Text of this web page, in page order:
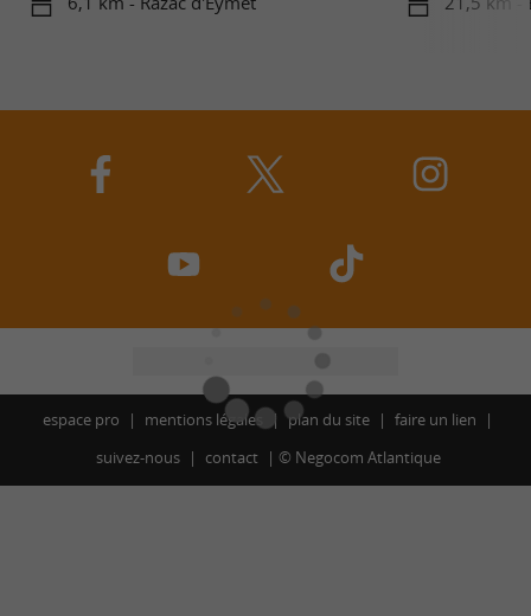
espace pro mentions légales plan du site
faire un lien
suivez-nous
contact © Negocom Atlantique